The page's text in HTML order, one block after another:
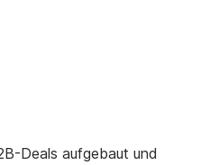
Deals aufgebaut und